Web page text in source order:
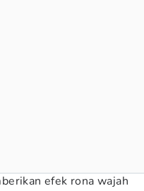
efek rona wajah